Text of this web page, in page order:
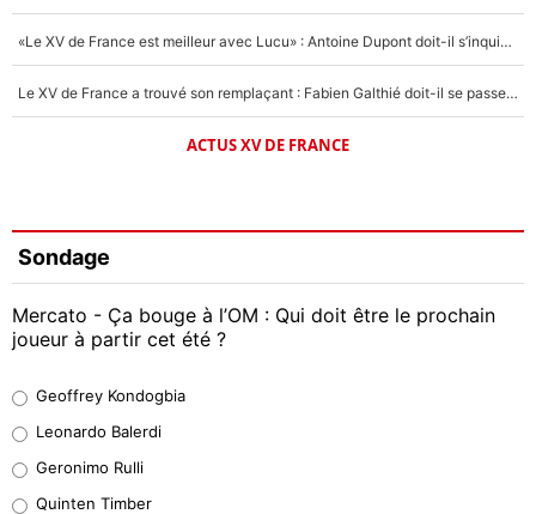
«Le XV de France est meilleur avec Lucu» : Antoine Dupont doit-il s’inquiéter pour sa place ?
Le XV de France a trouvé son remplaçant : Fabien Galthié doit-il se passer d'Antoine Dupont ?
ACTUS XV DE FRANCE
Sondage
Mercato - Ça bouge à l’OM : Qui doit être le prochain
joueur à partir cet été ?
38%
32%
Geoffrey Kondogbia
Leonardo Balerdi
Geronimo Rulli
Quinten Timber